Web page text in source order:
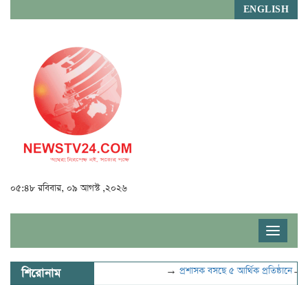
ENGLISH
০৫:৪৮ রবিবার, ০৯ আগস্ট ,২০২৬
Toggle
শিরোনাম প্রশাসক বসছে ৫ আর্থিক প্রতিষ্ঠানে→বিদ্যুৎ-